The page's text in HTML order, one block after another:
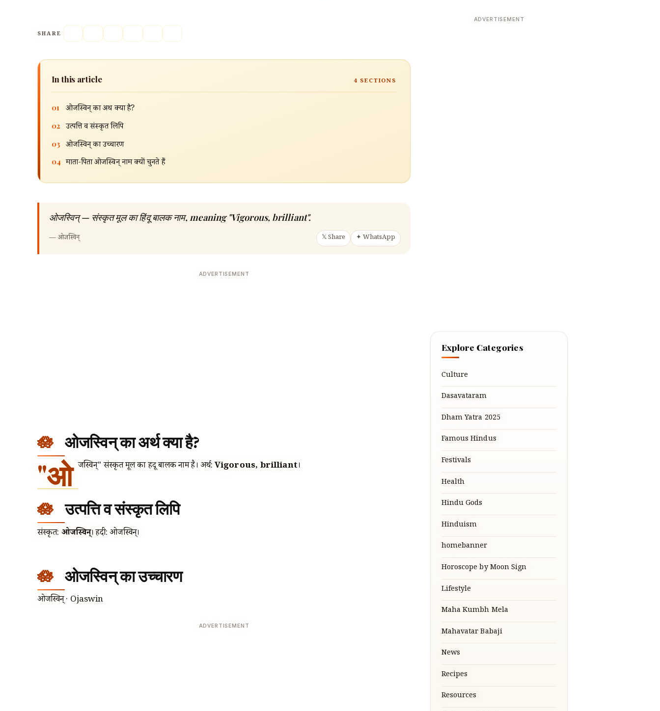
SHARE
In this article 4 SECTIONS
01 ओजस्विन् का अर्थ क्या है?
02 उत्पत्ति व संस्कृत लिपि
03 ओजस्विन् का उच्चारण
04 माता-पिता ओजस्विन् नाम क्यों चुनते हैं
ओजस्विन् — संस्कृत मूल का हिंदू बालक नाम, meaning "Vigorous, brilliant".
—ओजस्विन् 𝕏 Share ✦ WhatsApp
ADVERTISEMENT
ओजस्विन् का अर्थ क्या है?
"ओ जस्विन्" संस्कृत मूल का हिंदू बालक नाम है। अर्थ:Vigorous, brilliant।
उत्पत्ति व संस्कृत लिपि
संस्कृत: ओजस्विन्। हिंदी: ओजस्विन्।
ओजस्विन् का उच्चारण
ओजस्विन् · Ojaswin
ADVERTISEMENT
ADVERTISEMENT
Explore Categories
Culture
Dasavataram
Dham Yatra 2025
Famous Hindus
Festivals
Health
Hindu Gods
Hinduism
homebanner
Horoscope by Moon Sign
Lifestyle
Maha Kumbh Mela
Mahavatar Babaji
News
Recipes
Resources